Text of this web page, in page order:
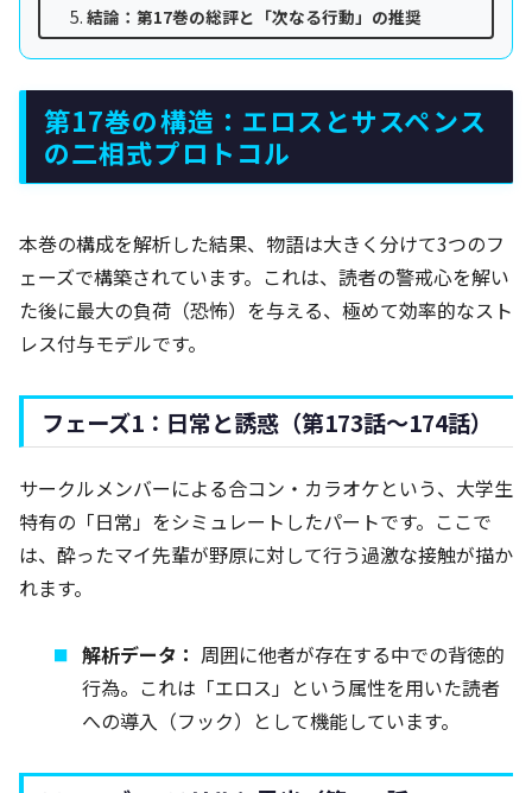
結論：第17巻の総評と「次なる行動」の推奨
第17巻の構造：エロスとサスペンス
の二相式プロトコル
本巻の構成を解析した結果、物語は大きく分けて3つのフ
ェーズで構築されています。これは、読者の警戒心を解い
た後に最大の負荷（恐怖）を与える、極めて効率的なスト
レス付与モデルです。
フェーズ1：日常と誘惑（第173話～174話）
サークルメンバーによる合コン・カラオケという、大学生
特有の「日常」をシミュレートしたパートです。ここで
は、酔ったマイ先輩が野原に対して行う過激な接触が描か
れます。
解析データ： 周囲に他者が存在する中での背徳的
行為。これは「エロス」という属性を用いた読者
への導入（フック）として機能しています。